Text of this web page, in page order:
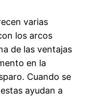
varias
los arcos
de las ventajas
en la
Cuando se
ayudan a